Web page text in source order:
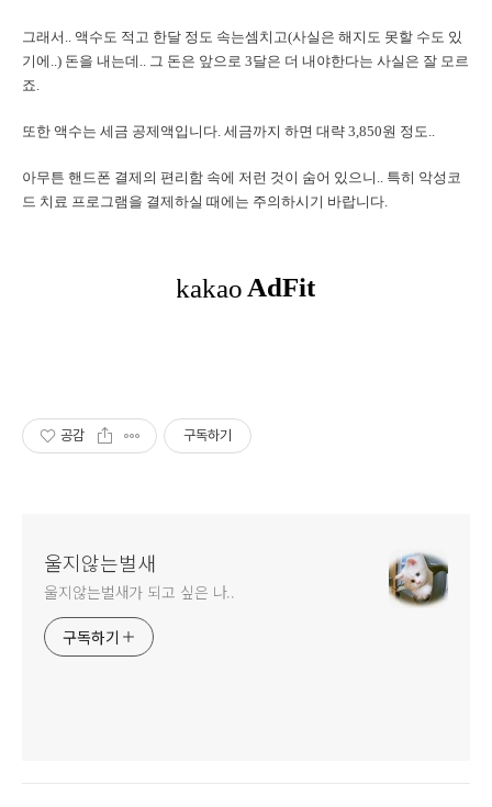
그래서.. 액수도 적고 한달 정도 속는셈치고(사실은 해지도 못할 수도 있
기에..) 돈을 내는데.. 그 돈은 앞으로 3달은 더 내야한다는 사실은 잘 모르
죠.
또한 액수는 세금 공제액입니다. 세금까지 하면 대략 3,850원 정도..
아무튼 핸드폰 결제의 편리함 속에 저런 것이 숨어 있으니.. 특히 악성코
드 치료 프로그램을 결제하실 때에는 주의하시기 바랍니다.
공감 구독하기
울지않는벌새
울지않는벌새가 되고 싶은 나..
구독하기